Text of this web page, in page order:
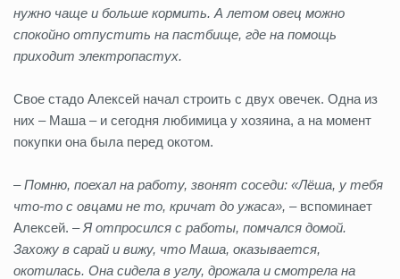
нужно чаще и больше кормить. А летом овец можно
спокойно отпустить на пастбище, где на помощь
приходит электропастух.
Свое стадо Алексей начал строить с двух овечек. Одна из
них – Маша – и сегодня любимица у хозяина, а на момент
покупки она была перед окотом.
–Помню, поехал на работу, звонят соседи: «Лёша, у тебя
что-то с овцами не то, кричат до ужаса», – вспоминает
Алексей. –Я отпросился с работы, помчался домой.
Захожу в сарай и вижу, что Маша, оказывается,
окотилась. Она сидела в углу, дрожала и смотрела на